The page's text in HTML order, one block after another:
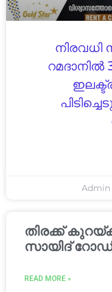
നിരവധി
Admin
തിരക്ക്
സായിദ്
READ MORE »